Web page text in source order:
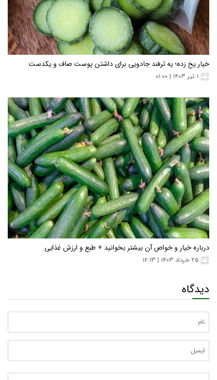
خیار یخ زده؛ یه ترفند جادویی برای داشتن پوست صاف و یکدست
درباره خیار و خواص آن بیشتر بخوانید + طبع و ارزش غذایی
دیدگاه